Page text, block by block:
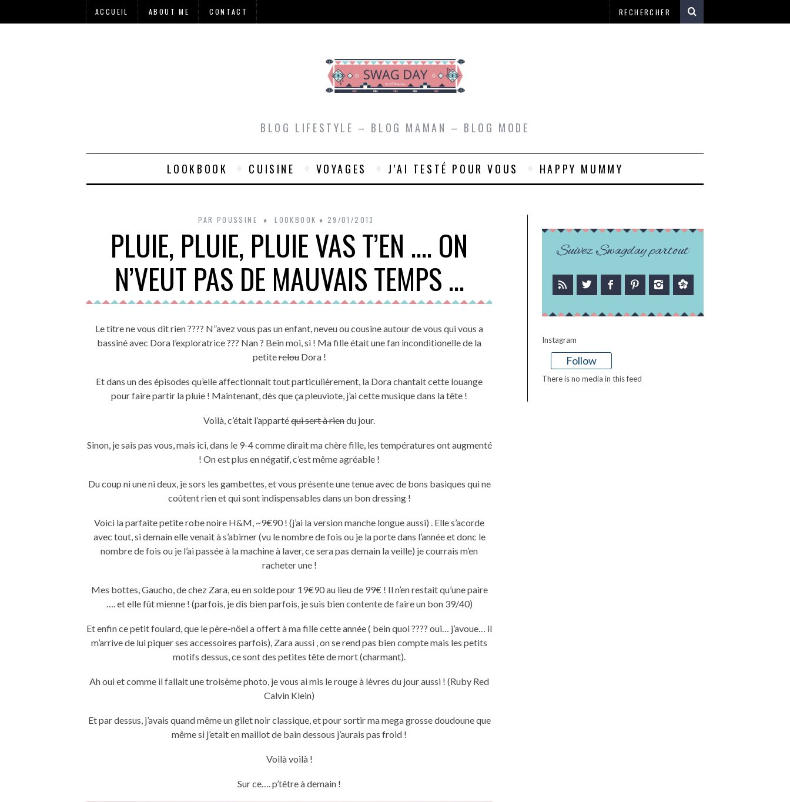
ACCUEIL ABOUT ME CONTACT
BLOG LIFESTYLE – BLOG MAMAN – BLOG MODE
LOOKBOOK CUISINE VOYAGES J’AI TESTÉ POUR VOUS HAPPY MUMMY
PAR POUSSINE LOOKBOOK 29/01/2013
PLUIE, PLUIE, PLUIE VAS T’EN …. ON
N’VEUT PAS DE MAUVAIS TEMPS …
Le titre ne vous dit rien ???? N”avez vous pas un enfant, neveu ou cousine autour de vous qui vous a
bassiné avec Dora l’exploratrice ??? Nan ? Bein moi, si ! Ma fille était une fan inconditionelle de la
petiterelouDora !
Et dans un des épisodes qu’elle affectionnait tout particulièrement, la Dora chantait cette louange
pour faire partir la pluie ! Maintenant, dès que ça pleuviote, j’ai cette musique dans la tête !
Voilà, c’était l’appartéqui sert à riendu jour.
Sinon, je sais pas vous, mais ici, dans le 9-4 comme dirait ma chère fille, les températures ont augmenté
! On est plus en négatif, c’est même agréable !
Du coup ni une ni deux, je sors les gambettes, et vous présente une tenue avec de bons basiques qui ne
coûtent rien et qui sont indispensables dans un bon dressing !
Voici la parfaite petite robe noire H&M, ~9€90 ! (j’ai la version manche longue aussi) . Elle s’acorde
avec tout, si demain elle venait à s’abimer (vu le nombre de fois ou je la porte dans l’année et donc le
nombre de fois ou je l’ai passée à la machine à laver, ce sera pas demain la veille) je courrais m’en
racheter une !
Mes bottes, Gaucho, de chez Zara, eu en solde pour 19€90 au lieu de 99€ ! Il n’en restait qu’une paire
…. et elle fût mienne ! (parfois, je dis bien parfois, je suis bien contente de faire un bon 39/40)
Et enfin ce petit foulard, que le père-nöel a offert à ma fille cette année ( bein quoi ???? oui… j’avoue… il
m’arrive de lui piquer ses accessoires parfois), Zara aussi , on se rend pas bien compte mais les petits
motifs dessus, ce sont des petites tête de mort (charmant).
Ah oui et comme il fallait une troisème photo, je vous ai mis le rouge à lèvres du jour aussi ! (Ruby Red
Calvin Klein)
Et par dessus, j’avais quand même un gilet noir classique, et pour sortir ma mega grosse doudoune que
même si j’etait en maillot de bain dessous j’aurais pas froid !
Voilà voilà !
Sur ce…. p’têtre à demain !
Suivez Swagday partout
Instagram
Follow
There is no media in this feed